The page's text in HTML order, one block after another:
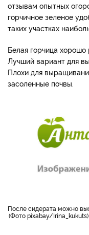
отзывам опытных
горчичное зеленое
таких участках
Белая горчица хорошо
Лучший вариант для
Плохи для
засоленные почвы.
После сидерата можно
Фото pixabay/Irina_kukuts